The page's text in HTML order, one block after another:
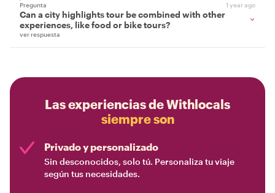
Pregunta 1 year ago
Can a city highlights tour be combined with other
experiences, like food or bike tours?
ver respuesta
Las experiencias de Withlocals
siempre son
Privado y personalizado
Sin desconocidos, solo tú. Personaliza tu viaje
según tus necesidades.